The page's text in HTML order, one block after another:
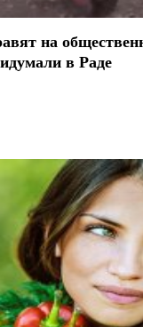
на
в Раде